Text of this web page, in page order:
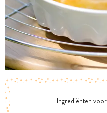
Ingrediënten voor